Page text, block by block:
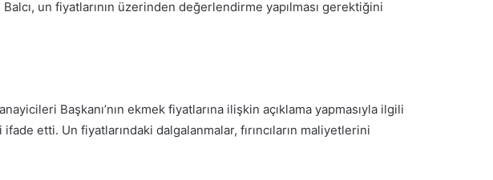
Balcı, un fiyatlarının üzerinden değerlendirme yapılması gerektiğini
Başkanı’nın ekmek fiyatlarına ilişkin açıklama yapmasıyla ilgili
etti. Un fiyatlarındaki dalgalanmalar, fırıncıların maliyetlerini